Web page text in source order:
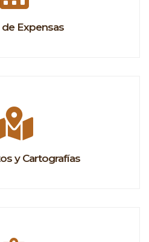
de Expensas
y Cartografías